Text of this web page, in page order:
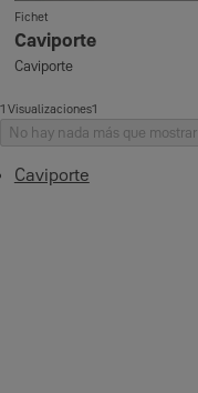
Fichet
Caviporte
Caviporte
1 Visualizaciones1
No hay nada más que mostrar
Caviporte